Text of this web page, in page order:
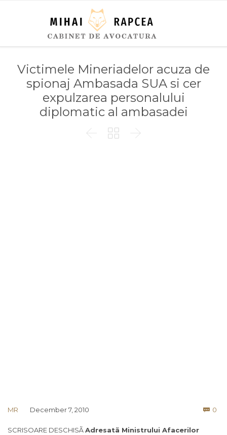
Victimele Mineriadelor acuza de
spionaj Ambasada SUA si cer
expulzarea personalului
diplomatic al ambasadei
  
MR December 7, 2010  0
SCRISOARE DESCHISÃAdresatã Ministrului Afacerilor